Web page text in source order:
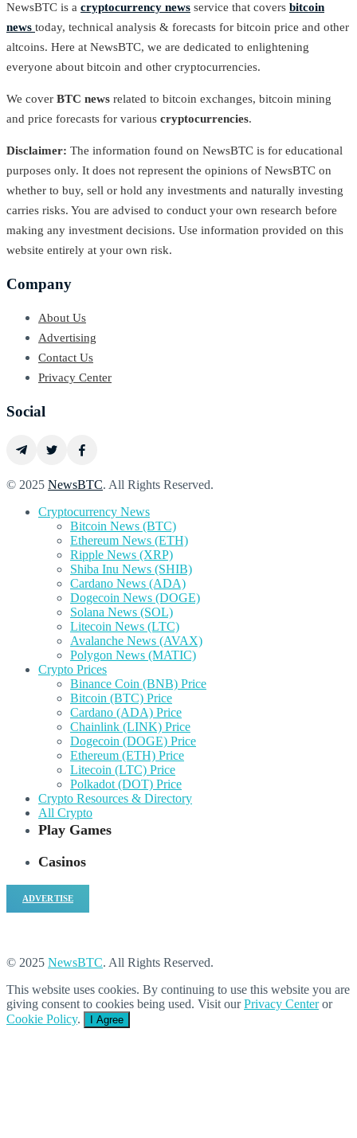
NewsBTC is a cryptocurrency news service that covers bitcoin
news today, technical analysis & forecasts for bitcoin price and other
altcoins. Here at NewsBTC, we are dedicated to enlightening
everyone about bitcoin and other cryptocurrencies.
We cover BTC news related to bitcoin exchanges, bitcoin mining
and price forecasts for various cryptocurrencies.
Disclaimer: The information found on NewsBTC is for educational
purposes only. It does not represent the opinions of NewsBTC on
whether to buy, sell or hold any investments and naturally investing
carries risks. You are advised to conduct your own research before
making any investment decisions. Use information provided on this
website entirely at your own risk.
Company
About Us
Advertising
Contact Us
Privacy Center
Social
© 2025 NewsBTC. All Rights Reserved.
Cryptocurrency News
Bitcoin News (BTC)
Ethereum News (ETH)
Ripple News (XRP)
Shiba Inu News (SHIB)
Cardano News (ADA)
Dogecoin News (DOGE)
Solana News (SOL)
Litecoin News (LTC)
Avalanche News (AVAX)
Polygon News (MATIC)
Crypto Prices
Binance Coin (BNB) Price
Bitcoin (BTC) Price
Cardano (ADA) Price
Chainlink (LINK) Price
Dogecoin (DOGE) Price
Ethereum (ETH) Price
Litecoin (LTC) Price
Polkadot (DOT) Price
Crypto Resources & Directory
All Crypto
Play Games
Casinos
ADVERTISE
© 2025 NewsBTC. All Rights Reserved.
This website uses cookies. By continuing to use this website you are
giving consent to cookies being used. Visit ourPrivacy Centeror
Cookie Policy. I Agree